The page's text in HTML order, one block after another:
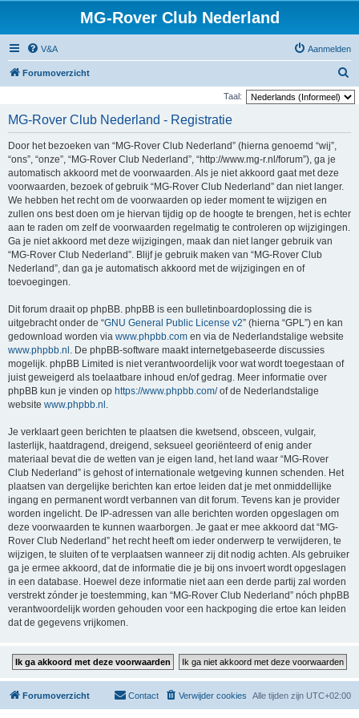
MG-Rover Club Nederland
V&A Aanmelden
Forumoverzicht
o
Taal:
MG-Rover Club Nederland - Registratie
Door het bezoeken van “MG-Rover Club Nederland” (hierna genoemd “wij”,
“ons”, “onze”, “MG-Rover Club Nederland”, “http://www.mg-r.nl/forum”), ga je
automatisch akkoord met de voorwaarden. Als je niet akkoord gaat met deze
voorwaarden, bezoek of gebruik “MG-Rover Club Nederland” dan niet langer.
We hebben het recht om de voorwaarden op ieder moment te wijzigen en
zullen ons best doen om je hiervan tijdig op de hoogte te brengen, het is echter
aan te raden om zelf de voorwaarden regelmatig te controleren op wijzigingen.
Ga je niet akkoord met deze wijzigingen, maak dan niet langer gebruik van
“MG-Rover Club Nederland”. Blijf je gebruik maken van “MG-Rover Club
Nederland”, dan ga je automatisch akkoord met de wijzigingen en of
toevoegingen.
Dit forum draait op phpBB. phpBB is een bulletinboardoplossing die is
uitgebracht onder de “GNU General Public License v2” (hierna “GPL”) en kan
gedownload worden via www.phpbb.com en via de Nederlandstalige website
www.phpbb.nl . De phpBB-software maakt internetgebaseerde discussies
mogelijk. phpBB Limited is niet verantwoordelijk voor wat wordt toegestaan of
juist geweigerd als toelaatbare inhoud en/of gedrag. Meer informatie over
phpBB kun je vinden op https://www.phpbb.com/of de Nederlandstalige
website www.phpbb.nl .
Je verklaart geen berichten te plaatsen die kwetsend, obsceen, vulgair,
lasterlijk, haatdragend, dreigend, seksueel georiënteerd of enig ander
materiaal bevat die de wetten van je eigen land, het land waar “MG-Rover
Club Nederland” is gehost of internationale wetgeving kunnen schenden. Het
plaatsen van dergelijke berichten kan ertoe leiden dat je met onmiddellijke
ingang en permanent wordt verbannen van dit forum. Tevens kan je provider
worden ingelicht. De IP-adressen van alle berichten worden opgeslagen om
deze voorwaarden te kunnen waarborgen. Je gaat er mee akkoord dat “MG-
Rover Club Nederland” het recht heeft om ieder onderwerp te verwijderen, te
wijzigen, te sluiten of te verplaatsen wanneer zij dit nodig achten. Als gebruiker
ga je ermee akkoord, dat de informatie die je bij ons invoert wordt opgeslagen
in een database. Hoewel deze informatie niet aan een derde partij zal worden
verstrekt zónder je toestemming, kan “MG-Rover Club Nederland” nóch phpBB
verantwoordelijk worden gehouden voor een hackpoging die ertoe kan leiden
dat de gegevens vrijkomen.
Forumoverzicht Alle tijden zijn UTC+02:00
Verwijder cookies
Contact